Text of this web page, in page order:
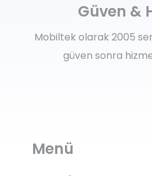
Güven &
Mobiltek olarak 2005
güven sonra
Menü